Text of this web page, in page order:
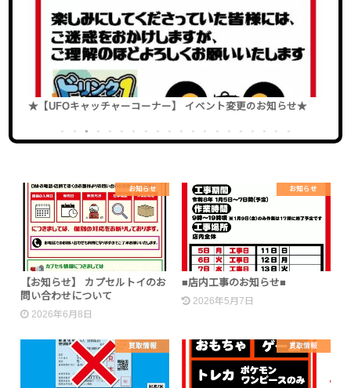
★【UFOキャッチャーコーナー】 イベント変更のお知らせ★
1 2 3 4 5 6 7 8 9 10 11 12 13 14 15 16 17 18 19 20
お知らせ
【お知らせ】 カプセルトイのお
問い合わせについて
2026年6月8日
お知らせ
■店内工事のお知らせ■
2026年5月7日
買取情報 買取情報